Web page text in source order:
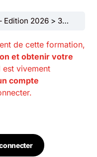
Edition 2026 3. L’Ethereum Virtual Machine (EVM) le moteur d’Ethereum
de cette formation,
et obtenir votre
vivement
compte